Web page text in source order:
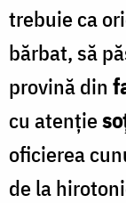
trebuie ca
bărbat, să
provină din
cu atenție
oficierea
de la